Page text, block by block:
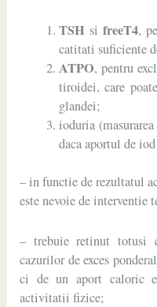
TSHsi freeT4,
catitati suficiente
ATPO, pentru
tiroidei, care
glandei;
ioduria
daca aportul de
– in functie de rezultatul
este nevoie de interventie
– trebuie retinut totusi
cazurilor de exces
ci de un aport caloric
activitatii fizice;